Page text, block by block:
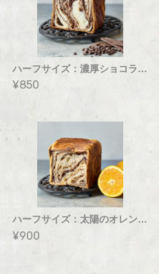
ハーフサイズ：濃厚ショコラデニッシュ食パン
¥850
ハーフサイズ：太陽のオレンジデニッシュ食パン
¥900